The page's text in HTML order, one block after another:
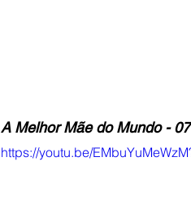
A Melhor Mãe do Mundo -
https://youtu.be/